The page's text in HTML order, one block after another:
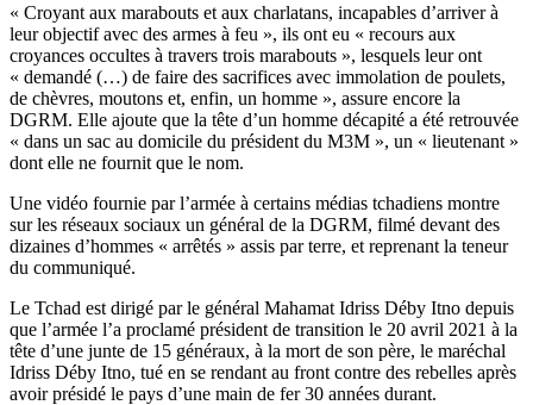
« Croyant aux marabouts et aux charlatans, incapables d’arriver à
leur objectif avec des armes à feu », ils ont eu « recours aux
croyances occultes à travers trois marabouts », lesquels leur ont
« demandé (…) de faire des sacrifices avec immolation de poulets,
de chèvres, moutons et, enfin, un homme », assure encore la
DGRM. Elle ajoute que la tête d’un homme décapité a été retrouvée
« dans un sac au domicile du président du M3M », un « lieutenant »
dont elle ne fournit que le nom.
Une vidéo fournie par l’armée à certains médias tchadiens montre
sur les réseaux sociaux un général de la DGRM, filmé devant des
dizaines d’hommes « arrêtés » assis par terre, et reprenant la teneur
du communiqué.
Le Tchad est dirigé par le général Mahamat Idriss Déby Itno depuis
que l’armée l’a proclamé président de transition le 20 avril 2021 à la
tête d’une junte de 15 généraux, à la mort de son père, le maréchal
Idriss Déby Itno, tué en se rendant au front contre des rebelles après
avoir présidé le pays d’une main de fer 30 années durant.